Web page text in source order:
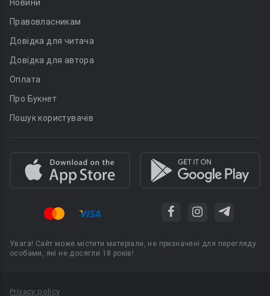
Новини
Правовласникам
Довідка для читача
Довідка для автора
Оплата
Про Букнет
Пошук користувачів
Увага! Сайт може містити матеріали, не призначені для перегляду
особами, які не досягли 18 років!
Privacy policy